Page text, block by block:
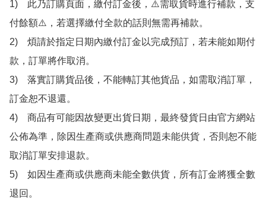
1)　此乃訂購頁面，繳付訂金後，⚠️需取貨時進行補款，支
付餘額⚠️，若選擇繳付全款的話則無需再補款。
2)　煩請於指定日期內繳付訂金以完成預訂，若未能如期付
款，訂單將作取消。
3)　落實訂購貨品後，不能轉訂其他貨品，如需取消訂單，
訂金恕不退還。
4)　商品有可能因故變更出貨日期，最終發貨日由官方網站
公佈為準，除因生產商或供應商問題未能供貨，否則恕不能
取消訂單安排退款。
5)　如因生產商或供應商未能全數供貨，所有訂金將獲全數
退回。